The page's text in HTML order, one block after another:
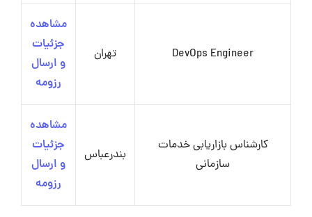
DevOps Engineer تهران
مشاهده
جزئیات
و ارسال
رزومه
کارشناس بازاریابی خدمات
سازمانی
بندرعباس
مشاهده
جزئیات
و ارسال
رزومه